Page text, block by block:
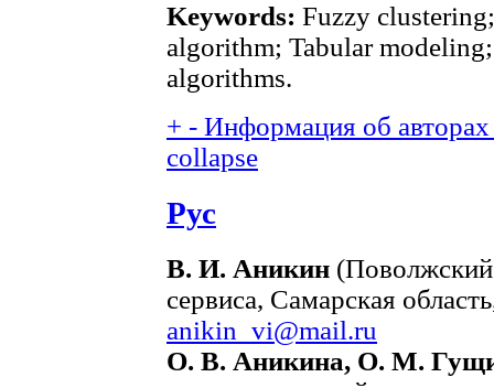
Keywords: Fuzzy
algorithm; Tabular
algorithms.
+ - Информация об
collapse
Рус
В. И. Аникин (Поволжский
сервиса, Самарская
anikin_vi@mail.ru
О. В. Аникина, О. М.